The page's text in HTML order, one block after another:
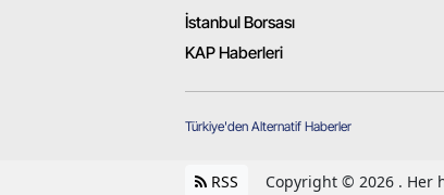
İstanbul Borsası
KAP Haberleri
Türkiye'den Alternatif Haberler
RSS Copyright © 2026 . Her